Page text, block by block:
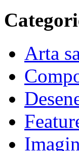
Arta